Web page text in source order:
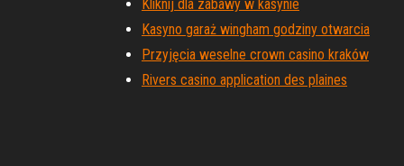
Kliknij dla zabawy w kasynie
Kasyno garaż wingham godziny otwarcia
Przyjęcia weselne crown casino kraków
Rivers casino application des plaines